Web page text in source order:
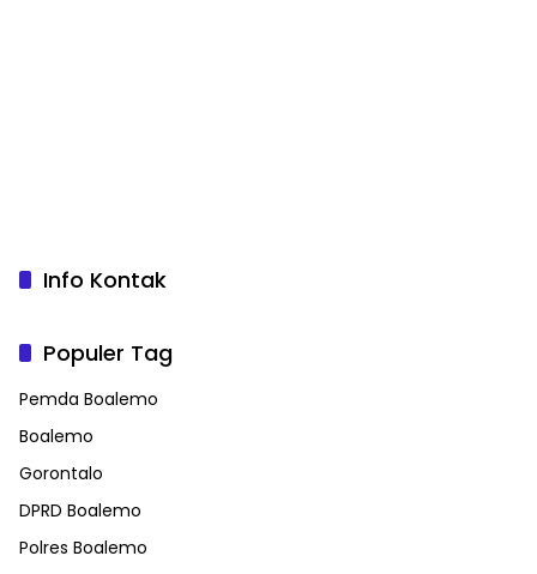
Info Kontak
Populer Tag
Pemda Boalemo
Boalemo
Gorontalo
DPRD Boalemo
Polres Boalemo